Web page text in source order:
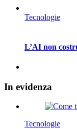
Tecnologie
L’AI non
In evidenza
Tecnologie